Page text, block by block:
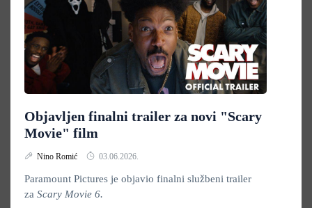
Objavljen finalni trailer za novi "Scary
Movie" film
Nino Romić 03.06.2026.
Paramount Pictures je objavio finalni službeni trailer
za Scary Movie 6.